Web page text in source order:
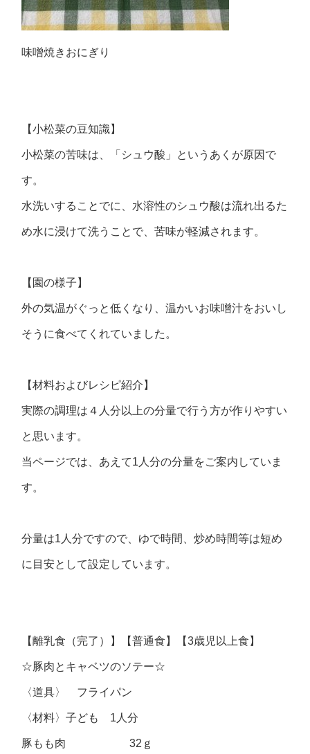
味噌焼きおにぎり
【小松菜の豆知識】
小松菜の苦味は、「シュウ酸」というあくが原因で
す。
水洗いすることでに、水溶性のシュウ酸は流れ出るた
め水に浸けて洗うことで、苦味が軽減されます。
【園の様子】
外の気温がぐっと低くなり、温かいお味噌汁をおいし
そうに食べてくれていました。
【材料およびレシピ紹介】
実際の調理は４人分以上の分量で行う方が作りやすい
と思います。
当ページでは、あえて1人分の分量をご案内していま
す。
分量は1人分ですので、ゆで時間、炒め時間等は短め
に目安として設定しています。
【離乳食（完了）】【普通食】【3歳児以上食】
☆豚肉とキャベツのソテー☆
〈道具〉 フライパン
〈材料〉子ども 1人分
豚もも肉 32ｇ